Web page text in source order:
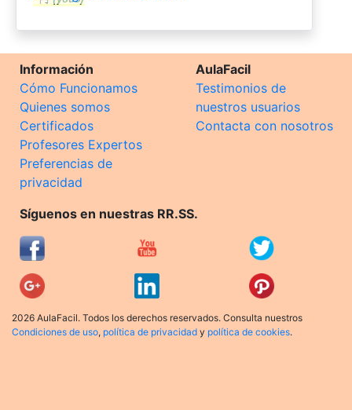
Información
Cómo Funcionamos
Quienes somos
Certificados
Profesores Expertos
Preferencias de
privacidad
AulaFacil
Testimonios de
nuestros usuarios
Contacta con nosotros
Síguenos en nuestras RR.SS.
2026 AulaFacil. Todos los derechos reservados. Consulta nuestros
Condiciones de uso, política de privacidad y política de cookies.